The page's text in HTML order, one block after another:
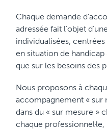
Chaque demande
adressée fait l’objet
individualisées,
en situation de
que sur les besoins des
Nous proposons à
accompagnement « sur
dans du « sur mesure »
chaque